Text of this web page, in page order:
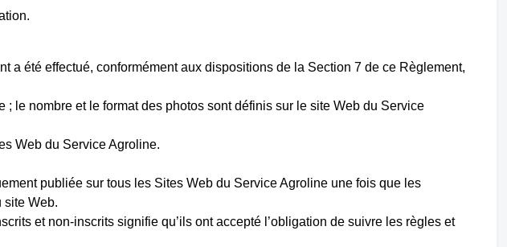
a été effectué, conformément aux dispositions de la Section 7 de ce Règlement,
le nombre et le format des photos sont définis sur le site Web du Service
Web du Service Agroline.
publiée sur tous les Sites Web du Service Agroline une fois que les
site Web.
et non-inscrits signifie qu’ils ont accepté l’obligation de suivre les règles et